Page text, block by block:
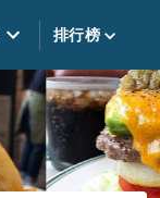
排行榜